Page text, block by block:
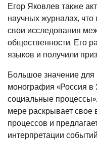
Егор Яковлев также
научных журналах, что
свои исследования
общественности. Его
языков и получили
Большое значение
монография «Россия в
социальные
мере раскрывает свое
процессов и
интерпретации